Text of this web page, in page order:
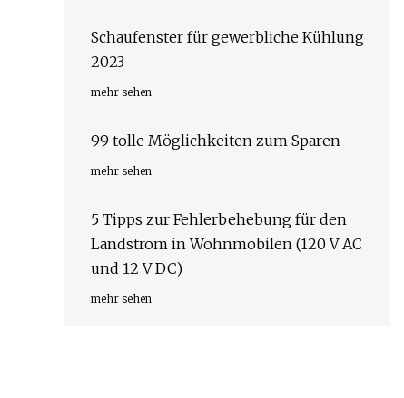
Schaufenster für gewerbliche Kühlung
2023
mehr sehen
99 tolle Möglichkeiten zum Sparen
mehr sehen
5 Tipps zur Fehlerbehebung für den
Landstrom in Wohnmobilen (120 V AC
und 12 V DC)
mehr sehen